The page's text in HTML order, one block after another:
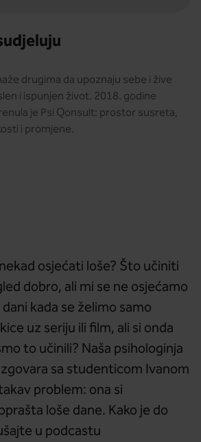
drugima da upoznaju sebe i žive
i ispunjen život. 2018. godine
je Psi Qonsult: prostor susreta,
i promjene.
osjećati loše? Što učiniti
dobro, ali mi se ne osjećamo
kada se želimo samo
uz seriju ili film, ali si onda
to učinili? Naša psihologinja
sa studenticom Ivanom
problem: ona si
loše dane. Kako je do
u podcastu